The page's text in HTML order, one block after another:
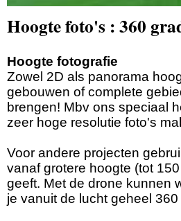
Hoogte foto's : 360
Hoogte fotografie
Zowel 2D als panorama
gebouwen of complete
brengen! Mbv ons speciaal
zeer hoge resolutie foto's
Voor andere projecten
vanaf grotere hoogte (tot
geeft. Met de drone kunnen
je vanuit de lucht geheel